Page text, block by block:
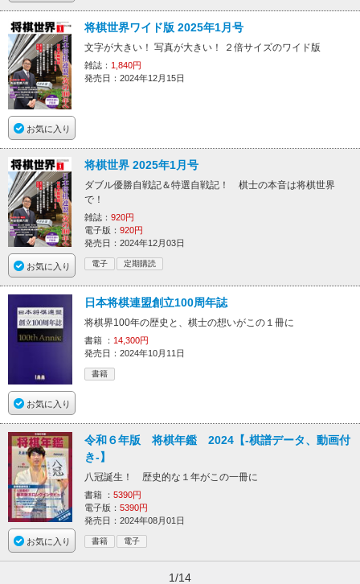
お気に入り
将棋世界ワイド版 2025年1月号
文字が大きい！ 写真が大きい！ ２倍サイズのワイド版
雑誌： 1,840円
発売日：2024年12月15日
お気に入り
将棋世界 2025年1月号
ダブル優勝自戦記＆特選自戦記！ 棋士の本音は将棋世界
で！
雑誌： 920円
電子版： 920円
発売日：2024年12月03日
電子 定期購読
お気に入り
日本将棋連盟創立100周年誌
将棋界100年の歴史と、棋士の想いがこの１冊に
書籍 ： 14,300円
発売日：2024年10月11日
書籍
お気に入り
令和６年版 将棋年鑑 2024【-棋譜データ、動画付
き-】
八冠誕生！ 歴史的な１年がこの一冊に
書籍 ： 5390円
電子版： 5390円
発売日：2024年08月01日
書籍 電子
1/14